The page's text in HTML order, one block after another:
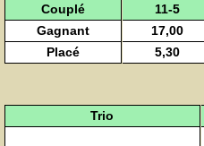
Couplé 11-5
Gagnant
17,00
Placé
5,30
Trio